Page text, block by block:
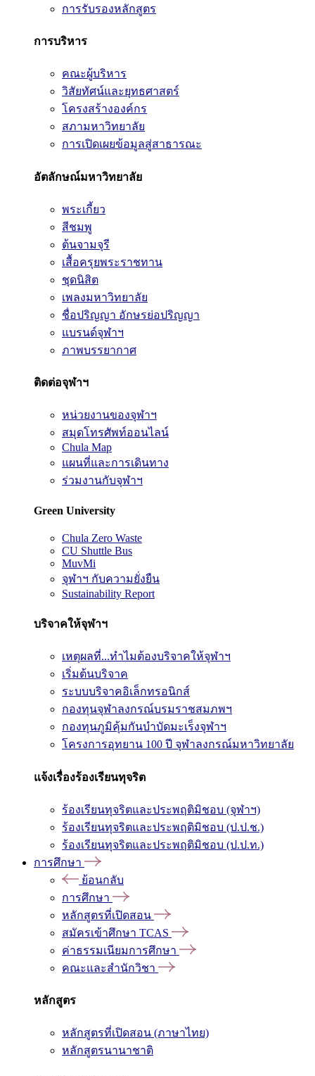
การรับรองหลักสูตร
การบริหาร
คณะผู้บริหาร
วิสัยทัศน์และยุทธศาสตร์
โครงสร้างองค์กร
สภามหาวิทยาลัย
การเปิดเผยข้อมูลสู่สาธารณะ
อัตลักษณ์มหาวิทยาลัย
พระเกี้ยว
สีชมพู
ต้นจามจุรี
เสื้อครุยพระราชทาน
ชุดนิสิต
เพลงมหาวิทยาลัย
ชื่อปริญญา อักษรย่อปริญญา
แบรนด์จุฬาฯ
ภาพบรรยากาศ
ติดต่อจุฬาฯ
หน่วยงานของจุฬาฯ
สมุดโทรศัพท์ออนไลน์
Chula Map
แผนที่และการเดินทาง
ร่วมงานกับจุฬาฯ
Green University
Chula Zero Waste
CU Shuttle Bus
MuvMi
จุฬาฯ กับความยั่งยืน
Sustainability Report
บริจาคให้จุฬาฯ
เหตุผลที่...ทำไมต้องบริจาคให้จุฬาฯ
เริ่มต้นบริจาค
ระบบบริจาคอิเล็กทรอนิกส์
กองทุนจุฬาลงกรณ์บรมราชสมภพฯ
กองทุนภูมิคุ้มกันบำบัดมะเร็งจุฬาฯ
โครงการอุทยาน 100 ปี จุฬาลงกรณ์มหาวิทยาลัย
แจ้งเรื่องร้องเรียนทุจริต
ร้องเรียนทุจริตและประพฤติมิชอบ (จุฬาฯ)
ร้องเรียนทุจริตและประพฤติมิชอบ (ป.ป.ช.)
ร้องเรียนทุจริตและประพฤติมิชอบ (ป.ป.ท.)
การศึกษา
ย้อนกลับ
การศึกษา
หลักสูตรที่เปิดสอน
สมัครเข้าศึกษา TCAS
ค่าธรรมเนียมการศึกษา
คณะและสำนักวิชา
หลักสูตร
หลักสูตรที่เปิดสอน (ภาษาไทย)
หลักสูตรนานาชาติ